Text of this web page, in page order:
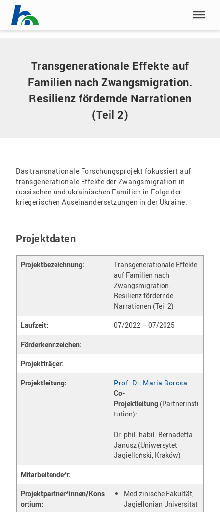
Menü überspringen
Home|Transgenerationale Effekte auf Familien nach
Zwangsmigration. Resilienz fördernde Narrationen (Teil 2)
Transgenerationale Effekte auf
Familien nach Zwangsmigration.
Resilienz fördernde Narrationen
(Teil 2)
Das transnationale Forschungsprojekt fokussiert auf
transgenerationale Effekte der Zwangsmigration in
russischen und ukrainischen Familien in Folge der
kriegerischen Auseinandersetzungen in der Ukraine.
Projektdaten
Projektbezeichnung:
Transgenerationale Effekte
auf Familien nach
Zwangsmigration.
Resilienz fördernde
Narrationen (Teil 2)
Laufzeit: 07/2022 – 07/2025
Förderkennzeichen:
Projektträger:
Projektleitung:
Prof. Dr. Maria Borcsa
Co-
Projektleitung (Partnerinsti
tution):
Dr. phil. habil. Bernadetta
Janusz (Uniwersytet
Jagielloński, Kraków)
Mitarbeitende*r:
Projektpartner*innen/Kons
ortium:
Medizinische Fakultät,
Jagiellonian Universität